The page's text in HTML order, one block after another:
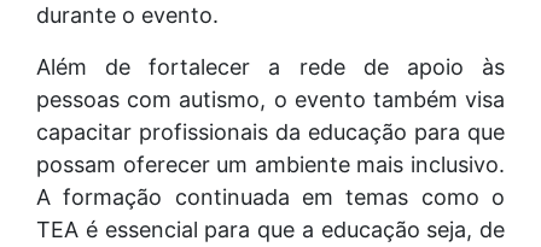
durante o evento.
Além de fortalecer a rede de apoio às
pessoas com autismo, o evento também visa
capacitar profissionais da educação para que
possam oferecer um ambiente mais inclusivo.
A formação continuada em temas como o
TEA é essencial para que a educação seja, de